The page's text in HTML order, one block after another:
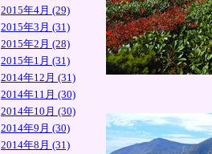
2015年4月 (29)
2015年3月 (31)
2015年2月 (28)
2015年1月 (31)
2014年12月 (31)
2014年11月 (30)
2014年10月 (30)
2014年9月 (30)
2014年8月 (31)